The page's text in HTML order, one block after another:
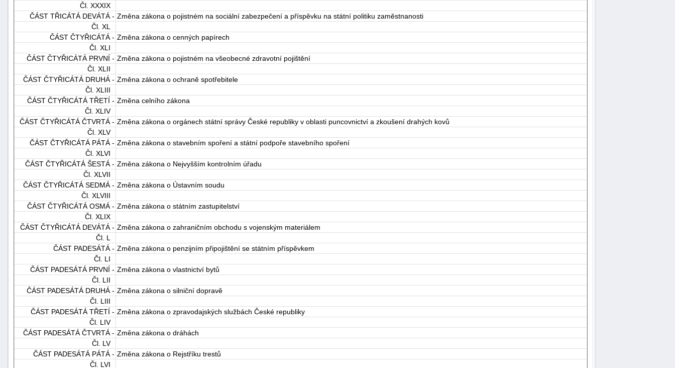
Čl. XXXIX
ČÁST TŘICÁTÁ DEVÁTÁ - Změna zákona o pojistném na sociální zabezpečení a příspěvku na státní politiku zaměstnanosti
Čl. XL
ČÁST ČTYŘICÁTÁ - Změna zákona o cenných papírech
Čl. XLI
ČÁST ČTYŘICÁTÁ PRVNÍ - Změna zákona o pojistném na všeobecné zdravotní pojištění
Čl. XLII
ČÁST ČTYŘICÁTÁ DRUHÁ - Změna zákona o ochraně spotřebitele
Čl. XLIII
ČÁST ČTYŘICÁTÁ TŘETÍ - Změna celního zákona
Čl. XLIV
ČÁST ČTYŘICÁTÁ ČTVRTÁ - Změna zákona o orgánech státní správy České republiky v oblasti puncovnictví a zkoušení drahých kovů
Čl. XLV
ČÁST ČTYŘICÁTÁ PÁTÁ - Změna zákona o stavebním spoření a státní podpoře stavebního spoření
Čl. XLVI
ČÁST ČTYŘICÁTÁ ŠESTÁ - Změna zákona o Nejvyšším kontrolním úřadu
Čl. XLVII
ČÁST ČTYŘICÁTÁ SEDMÁ - Změna zákona o Ústavním soudu
Čl. XLVIII
ČÁST ČTYŘICÁTÁ OSMÁ - Změna zákona o státním zastupitelství
Čl. XLIX
ČÁST ČTYŘICÁTÁ DEVÁTÁ - Změna zákona o zahraničním obchodu s vojenským materiálem
Čl. L
ČÁST PADESÁTÁ - Změna zákona o penzijním připojištění se státním příspěvkem
Čl. LI
ČÁST PADESÁTÁ PRVNÍ - Změna zákona o vlastnictví bytů
Čl. LII
ČÁST PADESÁTÁ DRUHÁ - Změna zákona o silniční dopravě
Čl. LIII
ČÁST PADESÁTÁ TŘETÍ - Změna zákona o zpravodajských službách České republiky
Čl. LIV
ČÁST PADESÁTÁ ČTVRTÁ - Změna zákona o dráhách
Čl. LV
ČÁST PADESÁTÁ PÁTÁ - Změna zákona o Rejstříku trestů
Čl. LVI